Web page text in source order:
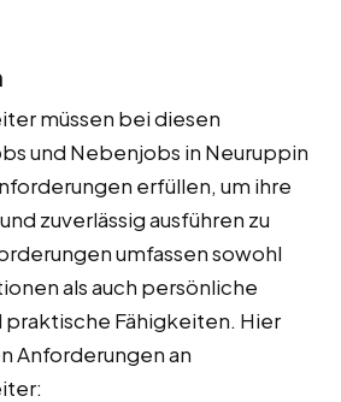
müssen bei diesen
und Nebenjobs in Neuruppin
erfüllen, um ihre
zuverlässig ausführen zu
umfassen sowohl
als auch persönliche
Fähigkeiten. Hier
Anforderungen an